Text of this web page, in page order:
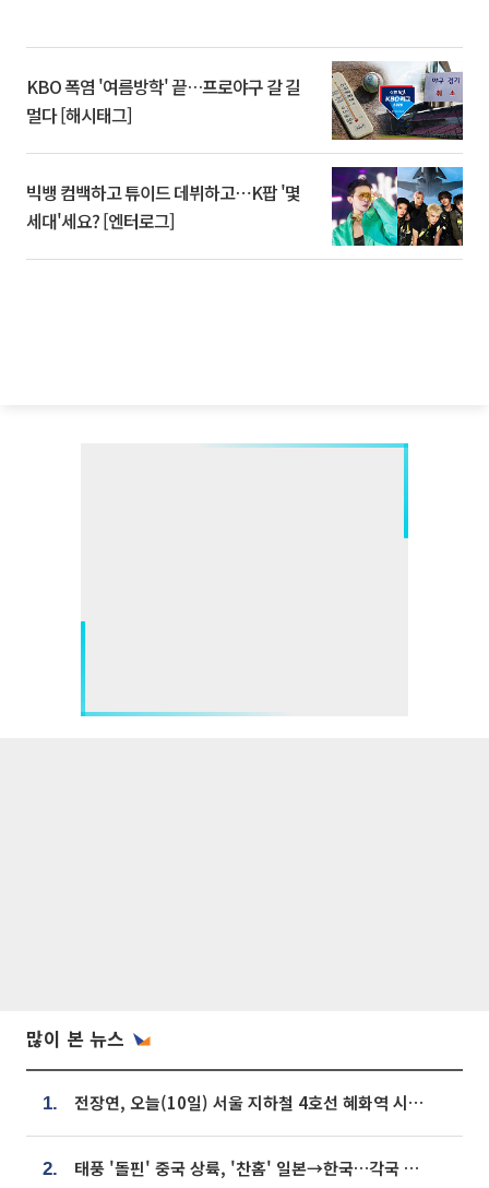
KBO 폭염 '여름방학' 끝…프로야구 갈 길
멀다 [해시태그]
빅뱅 컴백하고 튜이드 데뷔하고⋯K팝 '몇
세대'세요? [엔터로그]
많이 본 뉴스
1. 전장연, 오늘(10일) 서울 지하철 4호선 혜화역 시위…1호선 용산역 무정차
2. 태풍 '돌핀' 중국 상륙, '찬홈' 일본→한국…각국 기상청 예상 경로는?